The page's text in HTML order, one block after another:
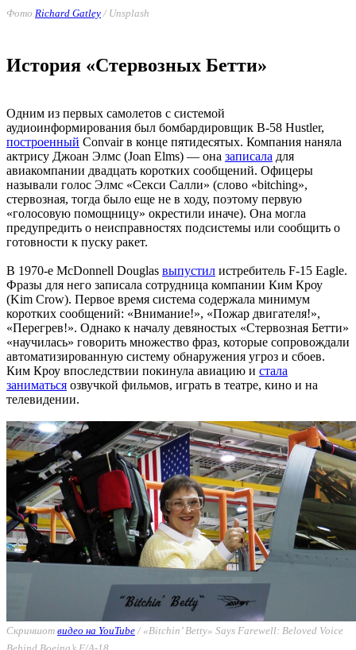
Фото Richard Gatley / Unsplash
История «Стервозных Бетти»
Одним из первых самолетов с системой
аудиоинформирования был бомбардировщик B-58 Hustler,
построенный Convair в конце пятидесятых. Компания наняла
актрису Джоан Элмс (Joan Elms) — она записала для
авиакомпании двадцать коротких сообщений. Офицеры
называли голос Элмс «Секси Салли» (слово «bitching»,
стервозная, тогда было еще не в ходу, поэтому первую
«голосовую помощницу» окрестили иначе). Она могла
предупредить о неисправностях подсистемы или сообщить о
готовности к пуску ракет.
В 1970-е McDonnell Douglas выпустил истребитель F-15 Eagle.
Фразы для него записала сотрудница компании Ким Кроу
(Kim Crow). Первое время система содержала минимум
коротких сообщений: «Внимание!», «Пожар двигателя!»,
«Перегрев!». Однако к началу девяностых «Стервозная Бетти»
«научилась» говорить множество фраз, которые сопровождали
автоматизированную систему обнаружения угроз и сбоев.
Ким Кроу впоследствии покинула авиацию и стала
заниматься озвучкой фильмов, играть в театре, кино и на
телевидении.
Скриншот видео на YouTube / «Bitchin’ Betty» Says Farewell: Beloved Voice